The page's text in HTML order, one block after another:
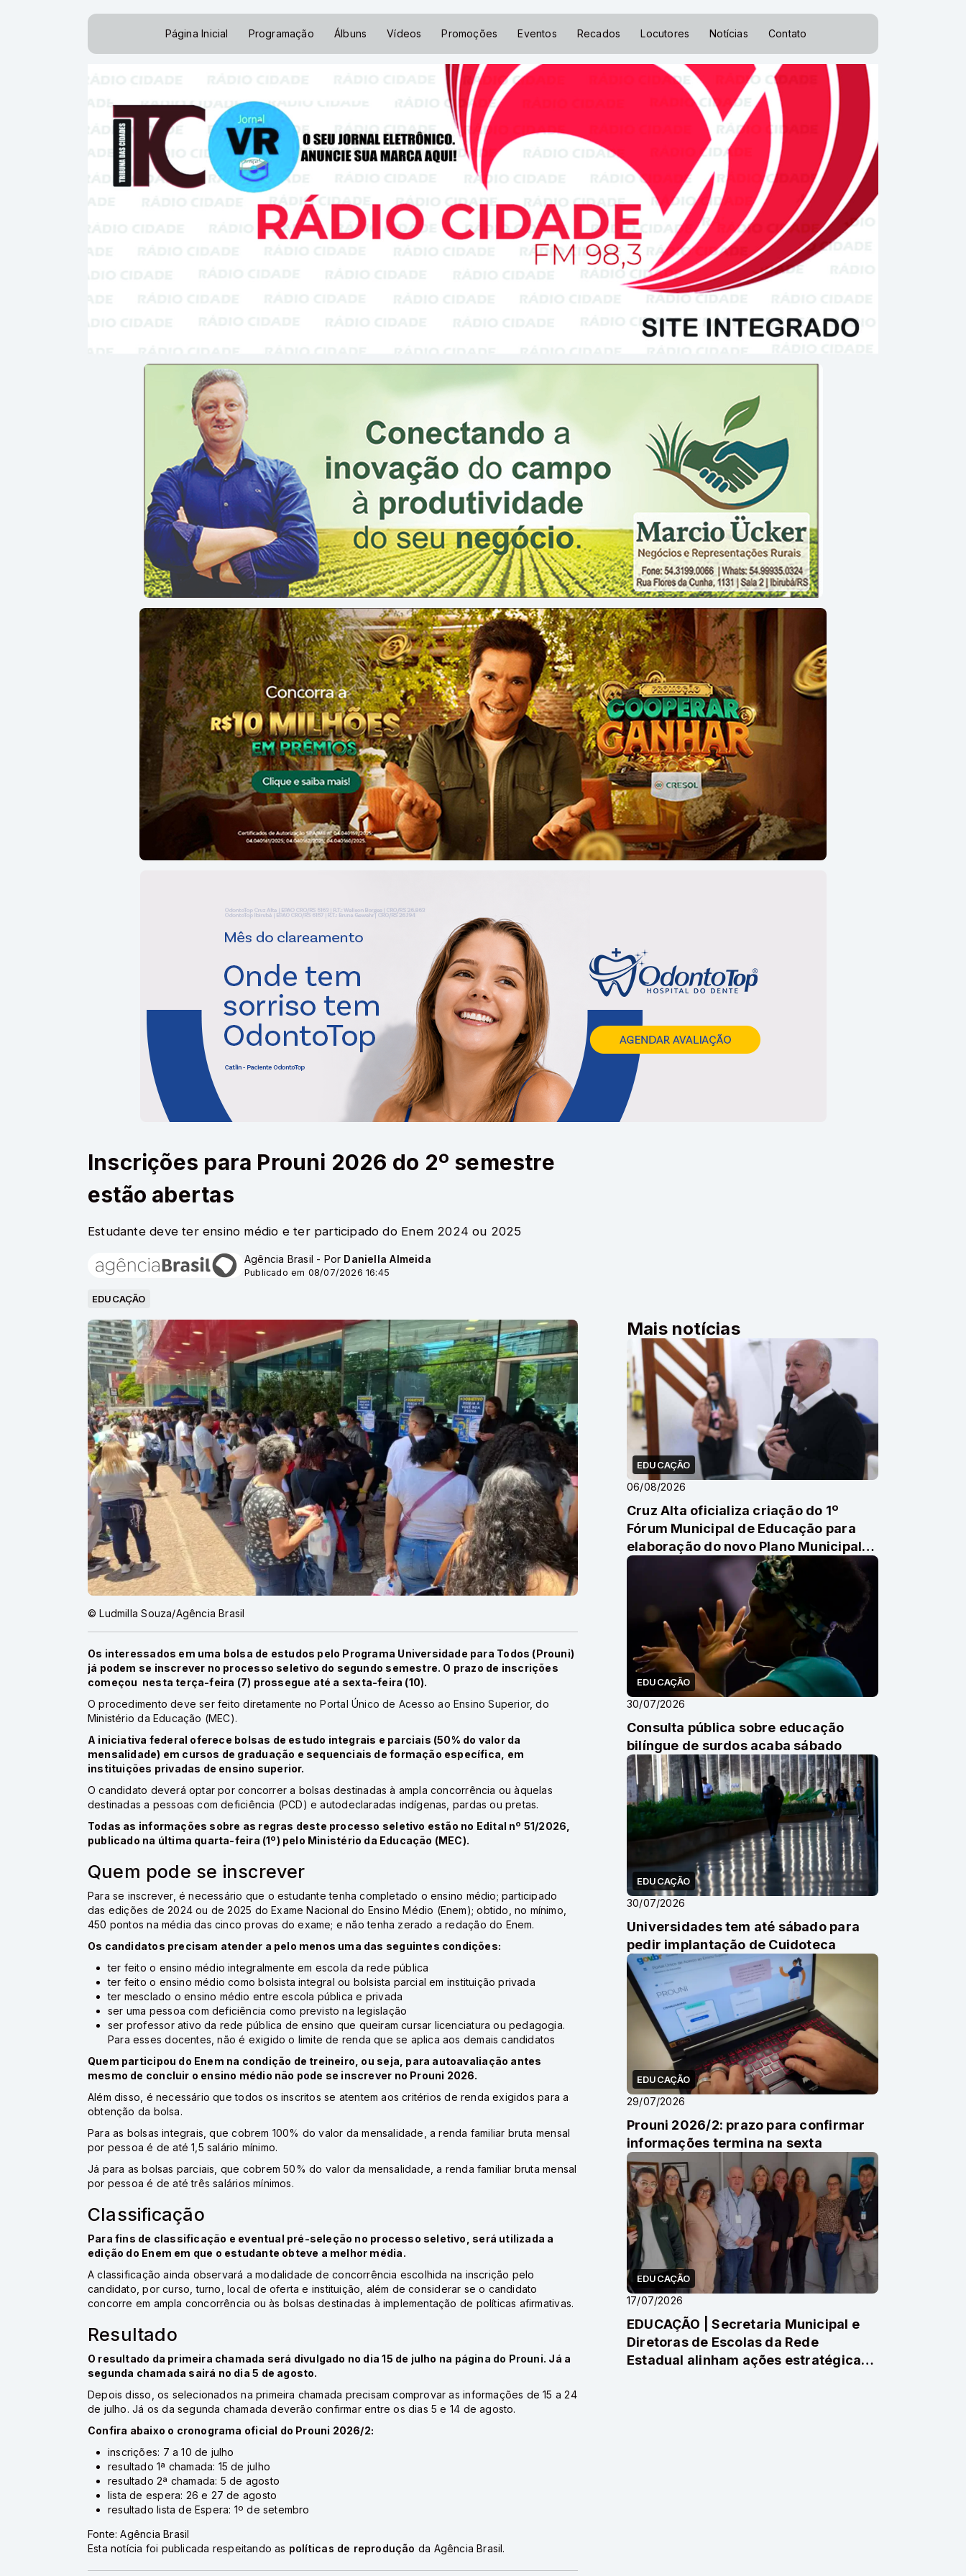
Página Inicial Programação Álbuns Vídeos Promoções Eventos Recados Locutores Notícias Contato
Inscrições para Prouni 2026 do 2º semestre
estão abertas
Estudante deve ter ensino médio e ter participado do Enem 2024 ou 2025
Agência Brasil - Por Daniella Almeida
Publicado em 08/07/2026 16:45
EDUCAÇÃO
© Ludmilla Souza/Agência Brasil
Os interessados em uma bolsa de estudos pelo Programa Universidade para Todos (Prouni)
já podem se inscrever no processo seletivo do segundo semestre. O prazo de inscrições
começou nesta terça-feira (7) prossegue até a sexta-feira (10).
O procedimento deve ser feito diretamente no Portal Único de Acesso ao Ensino Superior, do
Ministério da Educação (MEC).
A iniciativa federal oferece bolsas de estudo integrais e parciais (50% do valor da
mensalidade) em cursos de graduação e sequenciais de formação específica, em
instituições privadas de ensino superior.
O candidato deverá optar por concorrer a bolsas destinadas à ampla concorrência ou àquelas
destinadas a pessoas com deficiência (PCD) e autodeclaradas indígenas, pardas ou pretas.
Todas as informações sobre as regras deste processo seletivo estão no Edital nº 51/2026
publicado na última quarta-feira (1º) pelo Ministério da Educação (MEC).
Quem pode se inscrever
Para se inscrever, é necessário que o estudante tenha completado o ensino médio; participado
das edições de 2024 ou de 2025 do Exame Nacional do Ensino Médio (Enem); obtido, no mínimo,
450 pontos na média das cinco provas do exame; e não tenha zerado a redação do Enem.
Os candidatos precisam atender a pelo menos uma das seguintes condições:
ter feito o ensino médio integralmente em escola da rede pública
ter feito o ensino médio como bolsista integral ou bolsista parcial em instituição privada
ter mesclado o ensino médio entre escola pública e privada
ser uma pessoa com deficiência como previsto na legislação
ser professor ativo da rede pública de ensino que queiram cursar licenciatura ou pedagogia.
Para esses docentes, não é exigido o limite de renda que se aplica aos demais candidatos
Quem participou do Enem na condição de treineiro, ou seja, para autoavaliação antes
mesmo de concluir o ensino médio não pode se inscrever no Prouni 2026.
Além disso, é necessário que todos os inscritos se atentem aos critérios de renda exigidos para a
obtenção da bolsa.
Para as bolsas integrais, que cobrem 100% do valor da mensalidade, a renda familiar bruta mensal
por pessoa é de até 1,5 salário mínimo.
Já para as bolsas parciais, que cobrem 50% do valor da mensalidade, a renda familiar bruta mensal
por pessoa é de até três salários mínimos.
Classificação
Para fins de classificação e eventual pré-seleção no processo seletivo, será utilizada a
edição do Enem em que o estudante obteve a melhor média.
A classificação ainda observará a modalidade de concorrência escolhida na inscrição pelo
candidato, por curso, turno, local de oferta e instituição, além de considerar se o candidato
concorre em ampla concorrência ou às bolsas destinadas à implementação de políticas afirmativas.
Resultado
O resultado da primeira chamada será divulgado no dia 15 de julho na página do Prouni. Já a
segunda chamada sairá no dia 5 de agosto.
Depois disso, os selecionados na primeira chamada precisam comprovar as informações de 15 a 24
de julho. Já os da segunda chamada deverão confirmar entre os dias 5 e 14 de agosto.
Confira abaixo o cronograma oficial do Prouni 2026/2:
inscrições: 7 a 10 de julho
resultado 1ª chamada: 15 de julho
resultado 2ª chamada: 5 de agosto
lista de espera: 26 e 27 de agosto
resultado lista de Espera: 1º de setembro
Fonte: Agência Brasil
Esta notícia foi publicada respeitando as políticas de reprodução da Agência Brasil.
Mais notícias
EDUCAÇÃO
06/08/2026
Cruz Alta oficializa criação do 1º
Fórum Municipal de Educação para
elaboração do novo Plano Municipal
de Educação
EDUCAÇÃO
30/07/2026
Consulta pública sobre educação
bilíngue de surdos acaba sábado
EDUCAÇÃO
30/07/2026
Universidades tem até sábado para
pedir implantação de Cuidoteca
EDUCAÇÃO
29/07/2026
Prouni 2026/2: prazo para confirmar
informações termina na sexta
EDUCAÇÃO
17/07/2026
EDUCAÇÃO | Secretaria Municipal e
Diretoras de Escolas da Rede
Estadual alinham ações estratégicas